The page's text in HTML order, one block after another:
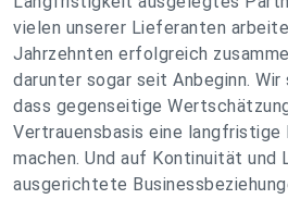
vielen unserer Lieferanten
Jahrzehnten erfolgreich
darunter sogar seit Anbeginn.
dass gegenseitige
Vertrauensbasis eine
machen. Und auf Kontinuität und
ausgerichtete